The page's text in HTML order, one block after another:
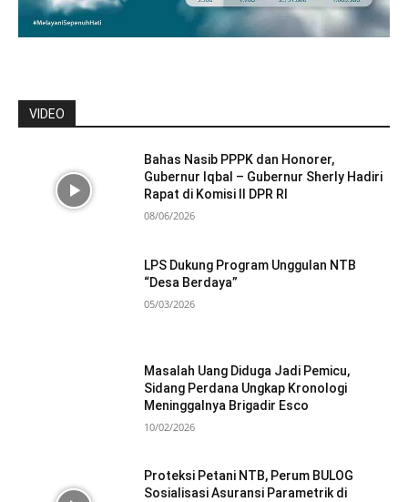
VIDEO
Bahas Nasib PPPK dan Honorer,
Gubernur Iqbal – Gubernur Sherly Hadiri
Rapat di Komisi II DPR RI
08/06/2026
LPS Dukung Program Unggulan NTB
“Desa Berdaya”
05/03/2026
Masalah Uang Diduga Jadi Pemicu,
Sidang Perdana Ungkap Kronologi
Meninggalnya Brigadir Esco
10/02/2026
Proteksi Petani NTB, Perum BULOG
Sosialisasi Asuransi Parametrik di